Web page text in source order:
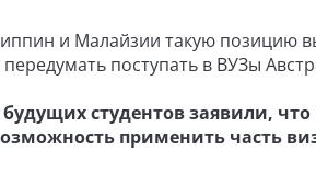
и Малайзии такую позицию
поступать в ВУЗы
студентов заявили,
применить часть